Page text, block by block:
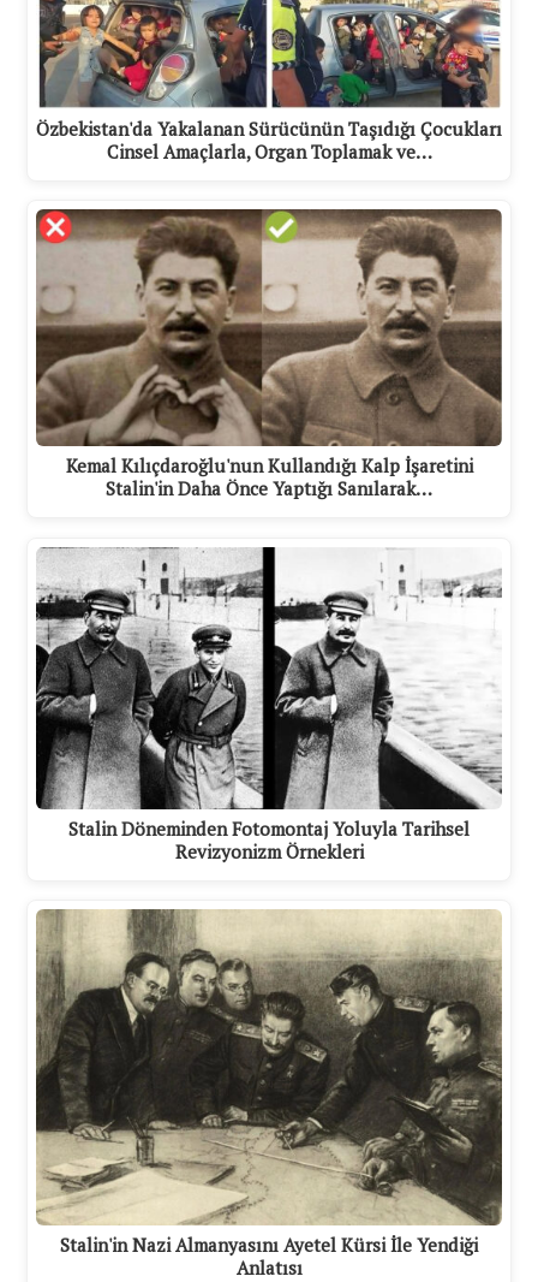
Özbekistan'da Yakalanan Sürücünün Taşıdığı Çocukları
Cinsel Amaçlarla, Organ Toplamak ve…
Kemal Kılıçdaroğlu'nun Kullandığı Kalp İşaretini
Stalin'in Daha Önce Yaptığı Sanılarak…
Stalin Döneminden Fotomontaj Yoluyla Tarihsel
Revizyonizm Örnekleri
Stalin'in Nazi Almanyasını Ayetel Kürsi İle Yendiği
Anlatısı